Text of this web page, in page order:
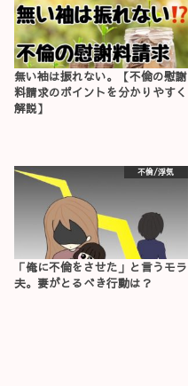
無い袖は振れない。【不倫の慰謝
料請求のポイントを分かりやすく
解説】
不倫/浮気
「俺に不倫をさせた」と言うモラ
夫。妻がとるべき行動は？